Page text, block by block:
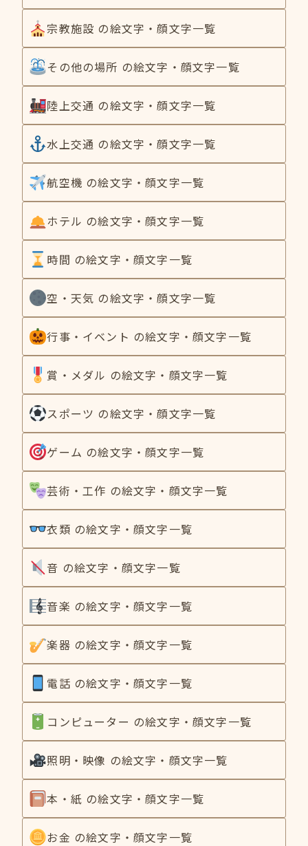
宗教施設 の絵文字・顔文字一覧
その他の場所 の絵文字・顔文字一覧
陸上交通 の絵文字・顔文字一覧
水上交通 の絵文字・顔文字一覧
航空機 の絵文字・顔文字一覧
ホテル の絵文字・顔文字一覧
時間 の絵文字・顔文字一覧
空・天気 の絵文字・顔文字一覧
行事・イベント の絵文字・顔文字一覧
賞・メダル の絵文字・顔文字一覧
スポーツ の絵文字・顔文字一覧
ゲーム の絵文字・顔文字一覧
芸術・工作 の絵文字・顔文字一覧
衣類 の絵文字・顔文字一覧
音 の絵文字・顔文字一覧
音楽 の絵文字・顔文字一覧
楽器 の絵文字・顔文字一覧
電話 の絵文字・顔文字一覧
コンピューター の絵文字・顔文字一覧
照明・映像 の絵文字・顔文字一覧
本・紙 の絵文字・顔文字一覧
お金 の絵文字・顔文字一覧